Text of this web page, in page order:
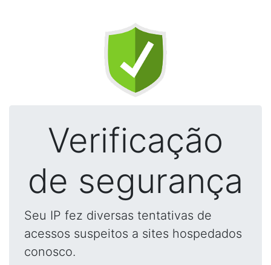
Verificação
de segurança
Seu IP fez diversas tentativas de
acessos suspeitos a sites hospedados
conosco.